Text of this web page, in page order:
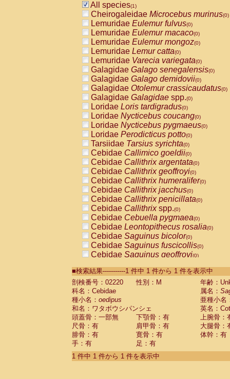
All species(1)
Cheirogaleidae Microcebus murinus(0)
Lemuridae Eulemur fulvus(0)
Lemuridae Eulemur macaco(0)
Lemuridae Eulemur mongoz(0)
Lemuridae Lemur catta(0)
Lemuridae Varecia variegata(0)
Galagidae Galago senegalensis(0)
Galagidae Galago demidovii(0)
Galagidae Otolemur crassicaudatus(0)
Galagidae Galagidae spp.(0)
Loridae Loris tardigradus(0)
Loridae Nycticebus coucang(0)
Loridae Nycticebus pygmaeus(0)
Loridae Perodicticus potto(0)
Tarsiidae Tarsius syrichta(0)
Cebidae Callimico goeldii(0)
Cebidae Callithrix argentata(0)
Cebidae Callithrix geoffroyi(0)
Cebidae Callithrix humeralifer(0)
Cebidae Callithrix jacchus(0)
Cebidae Callithrix penicillata(0)
Cebidae Callithrixspp.(0)
Cebidae Cebuella pygmaea(0)
Cebidae Leontopithecus rosalia(0)
Cebidae Saguinus bicolor(0)
Cebidae Saguinus fuscicollis(0)
Cebidae Saguinus geoffroyi(0)
CebidaeSaguinus labiatus(0)
Cebidae Saguinus leucopus (0)
Cebidae
Cebidae
CebidaeSaguinus nigricollis (0)
Cebidae Saguinus oedipus
Cebidae Saguinus weddelli
Cebidae Saguinusspp.
Cebidae Aotus trivirgatus
Cebidae Cebus albifrons
■検索結果-----------1 件中 1 件から 1 件を表示中
剖検番号：02220
性別：M
年齢：
科名：Cebidae
属名：
種小名： oedipus
亜種小名
和名：ワタボウシパンシェ
英名：
頭蓋骨：一部無
下顎骨：有
上腕骨：
尺骨：有
肩甲骨：有
大腿骨：
腓骨：有
寛骨：有
体幹：有
手：有
足：有
1 件中 1 件から 1 件を表示中